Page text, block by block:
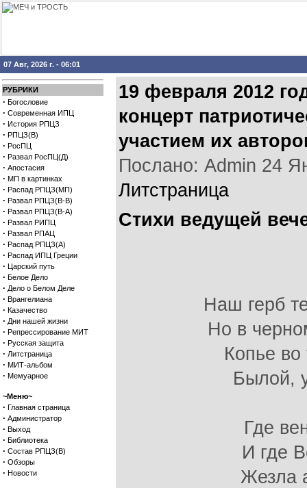
07 Авг, 2026 г. - 06:01
РУБРИКИ
· Богословие
· Современная ИПЦ
· История РПЦЗ
· РПЦЗ(В)
· РосПЦ
· Развал РосПЦ(Д)
· Апостасия
· МП в картинках
· Распад РПЦЗ(МП)
· Развал РПЦЗ(В-В)
· Развал РПЦЗ(В-А)
· Развал РИПЦ
· Развал РПАЦ
· Распад РПЦЗ(А)
· Распад ИПЦ Греции
· Царский путь
· Белое Дело
· Дело о Белом Деле
· Врангелиана
· Казачество
· Дни нашей жизни
· Репрессирование МИТ
· Русская защита
· Литстраница
· МИТ-альбом
· Мемуарное
~Меню~
· Главная страница
· Администратор
· Выход
· Библиотека
· Состав РПЦЗ(В)
· Обзоры
· Новости
19 февраля 2012
концерт
участием их
Послано: Admin 24
Литстраница
Стихи ведущей
Наш герб
Но в
Копье во
Былой,
Где
И где
Жезла